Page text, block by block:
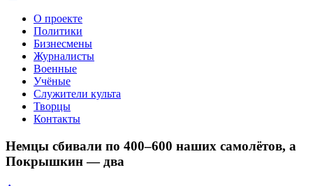
О проекте
Политики
Бизнесмены
Журналисты
Военные
Учёные
Служители культа
Творцы
Контакты
Немцы сбивали по 400–600 наших самолётов, а
Покрышкин — два